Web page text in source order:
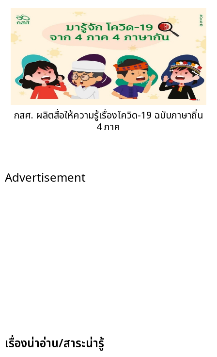
กสศ. ผลิตสื่อให้ความรู้เรื่องโควิด-19 ฉบับภาษาถิ่น
4 ภาค
Advertisement
เรื่องน่าอ่าน/สาระน่ารู้